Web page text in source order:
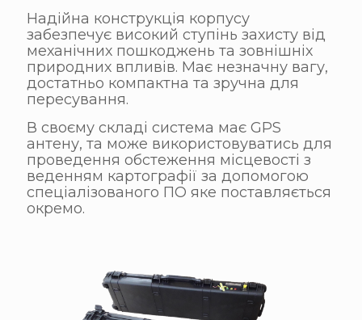
Надійна конструкція корпусу
забезпечує високий ступінь захисту від
механічних пошкоджень та зовнішніх
природних впливів. Має незначну вагу,
достатньо компактна та зручна для
пересування.
В своєму складі система має GPS
антену, та може використовуватись для
проведення обстеження місцевості з
веденням картографії за допомогою
спеціалізованого ПО яке поставляється
окремо.